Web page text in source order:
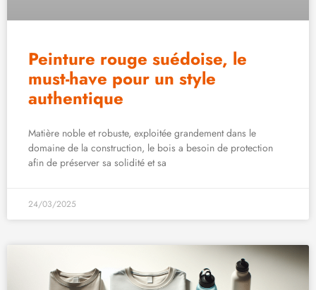
Peinture rouge suédoise, le
must-have pour un style
authentique
Matière noble et robuste, exploitée grandement dans le
domaine de la construction, le bois a besoin de protection
afin de préserver sa solidité et sa
24/03/2025